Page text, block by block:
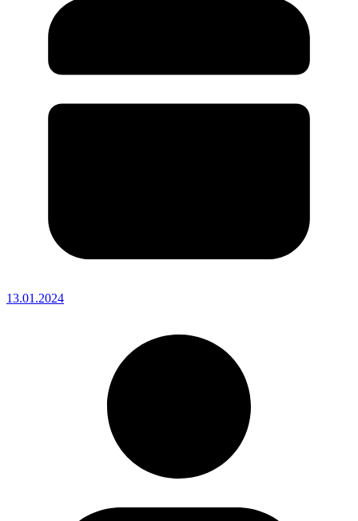
13.01.2024